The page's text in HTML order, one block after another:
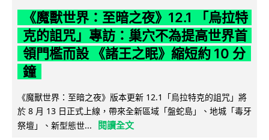
《魔獸世界：至暗之夜》12.1 「烏拉特
克的詛咒」專訪：巢穴不為提高世界首
領門檻而設 《諸王之眠》縮短約 10 分
鐘
《魔獸世界：至暗之夜》版本更新 12.1「烏拉特克的詛咒」將
於 8 月 13 日正式上線，帶來全新區域「盤蛇島」、地城「毒牙
祭壇」、新型態世...
閱讀全文